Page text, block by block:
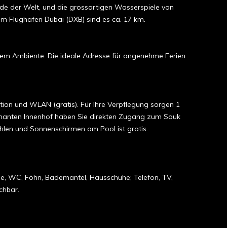
der Welt, und die grossartigen Wasserspiele von
Flughafen Dubai (DXB) sind es ca. 17 km.
Ambiente. Die ideale Adresse für angenehme Ferien
und WLAN (gratis). Für Ihre Verpflegung sorgen 1
Innenhof haben Sie direkten Zugang zum Souk
und Sonnenschirmen am Pool ist gratis.
WC, Föhn, Bademantel, Hausschuhe; Telefon, TV,